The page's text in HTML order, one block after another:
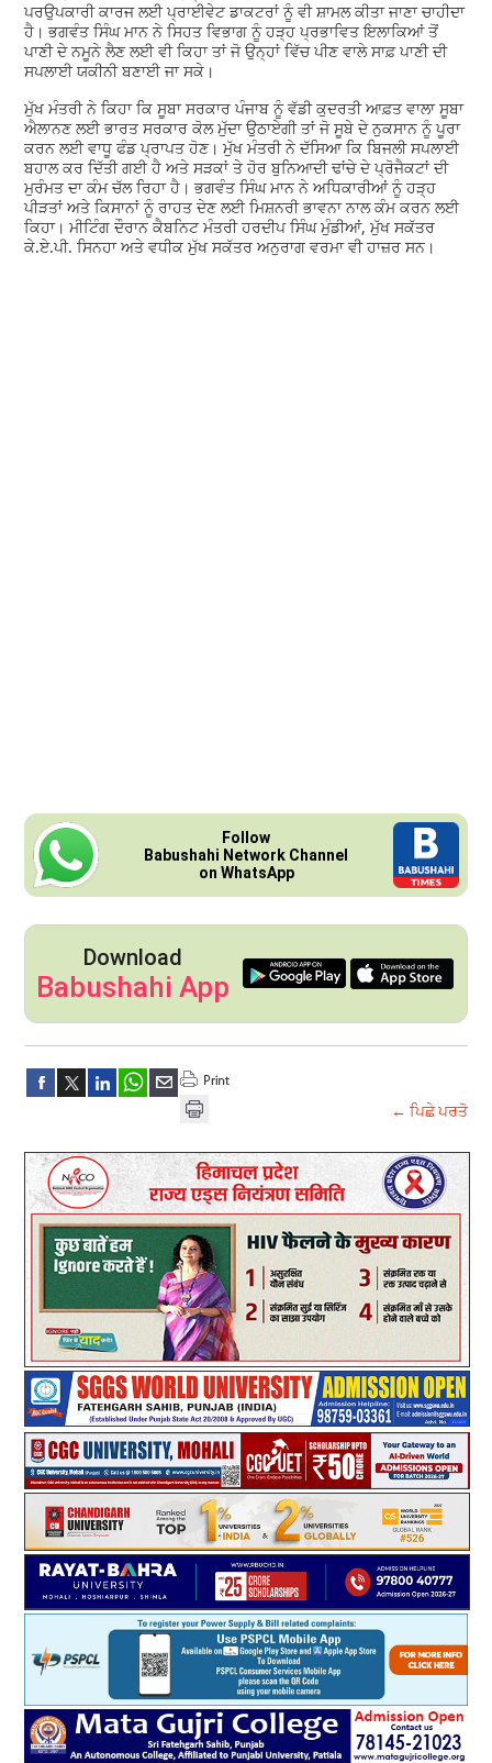
ਪਰਉਪਕਾਰੀ ਕਾਰਜ ਲਈ ਪ੍ਰਾਈਵੇਟ ਡਾਕਟਰਾਂ ਨੂੰ ਵੀ ਸ਼ਾਮਲ ਕੀਤਾ ਜਾਣਾ ਚਾਹੀਦਾ
ਹੈ। ਭਗਵੰਤ ਸਿੰਘ ਮਾਨ ਨੇ ਸਿਹਤ ਵਿਭਾਗ ਨੂੰ ਹੜ੍ਹ ਪ੍ਰਭਾਵਿਤ ਇਲਾਕਿਆਂ ਤੋਂ
ਪਾਣੀ ਦੇ ਨਮੂਨੇ ਲੈਣ ਲਈ ਵੀ ਕਿਹਾ ਤਾਂ ਜੋ ਉਨ੍ਹਾਂ ਵਿੱਚ ਪੀਣ ਵਾਲੇ ਸਾਫ਼ ਪਾਣੀ ਦੀ
ਸਪਲਾਈ ਯਕੀਨੀ ਬਣਾਈ ਜਾ ਸਕੇ।
ਮੁੱਖ ਮੰਤਰੀ ਨੇ ਕਿਹਾ ਕਿ ਸੂਬਾ ਸਰਕਾਰ ਪੰਜਾਬ ਨੂੰ ਵੱਡੀ ਕੁਦਰਤੀ ਆਫ਼ਤ ਵਾਲਾ ਸੂਬਾ
ਐਲਾਨਣ ਲਈ ਭਾਰਤ ਸਰਕਾਰ ਕੋਲ ਮੁੱਦਾ ਉਠਾਏਗੀ ਤਾਂ ਜੋ ਸੂਬੇ ਦੇ ਨੁਕਸਾਨ ਨੂੰ ਪੂਰਾ
ਕਰਨ ਲਈ ਵਾਧੂ ਫੰਡ ਪ੍ਰਾਪਤ ਹੋਣ। ਮੁੱਖ ਮੰਤਰੀ ਨੇ ਦੱਸਿਆ ਕਿ ਬਿਜਲੀ ਸਪਲਾਈ
ਬਹਾਲ ਕਰ ਦਿੱਤੀ ਗਈ ਹੈ ਅਤੇ ਸੜਕਾਂ ਤੇ ਹੋਰ ਬੁਨਿਆਦੀ ਢਾਂਚੇ ਦੇ ਪ੍ਰੋਜੈਕਟਾਂ ਦੀ
ਮੁਰੰਮਤ ਦਾ ਕੰਮ ਚੱਲ ਰਿਹਾ ਹੈ। ਭਗਵੰਤ ਸਿੰਘ ਮਾਨ ਨੇ ਅਧਿਕਾਰੀਆਂ ਨੂੰ ਹੜ੍ਹ
ਪੀੜਤਾਂ ਅਤੇ ਕਿਸਾਨਾਂ ਨੂੰ ਰਾਹਤ ਦੇਣ ਲਈ ਮਿਸ਼ਨਰੀ ਭਾਵਨਾ ਨਾਲ ਕੰਮ ਕਰਨ ਲਈ
ਕਿਹਾ। ਮੀਟਿੰਗ ਦੌਰਾਨ ਕੈਬਨਿਟ ਮੰਤਰੀ ਹਰਦੀਪ ਸਿੰਘ ਮੁੰਡੀਆਂ, ਮੁੱਖ ਸਕੱਤਰ
ਕੇ.ਏ.ਪੀ. ਸਿਨਹਾ ਅਤੇ ਵਧੀਕ ਮੁੱਖ ਸਕੱਤਰ ਅਨੁਰਾਗ ਵਰਮਾ ਵੀ ਹਾਜ਼ਰ ਸਨ।
Follow
Babushahi Network Channel
on WhatsApp
Download
Babushahi App
← ਪਿਛੇ ਪਰਤੋ